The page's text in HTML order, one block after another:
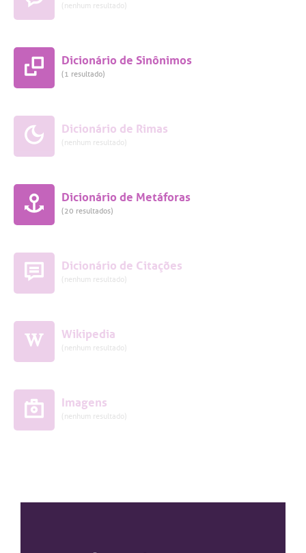
(nenhum resultado)
Dicionário de Sinônimos
(1 resultado)
Dicionário de Rimas
(nenhum resultado)
Dicionário de Metáforas
(20 resultados)
Dicionário de Citações
(nenhum resultado)
Wikipedia
(nenhum resultado)
Imagens
(nenhum resultado)